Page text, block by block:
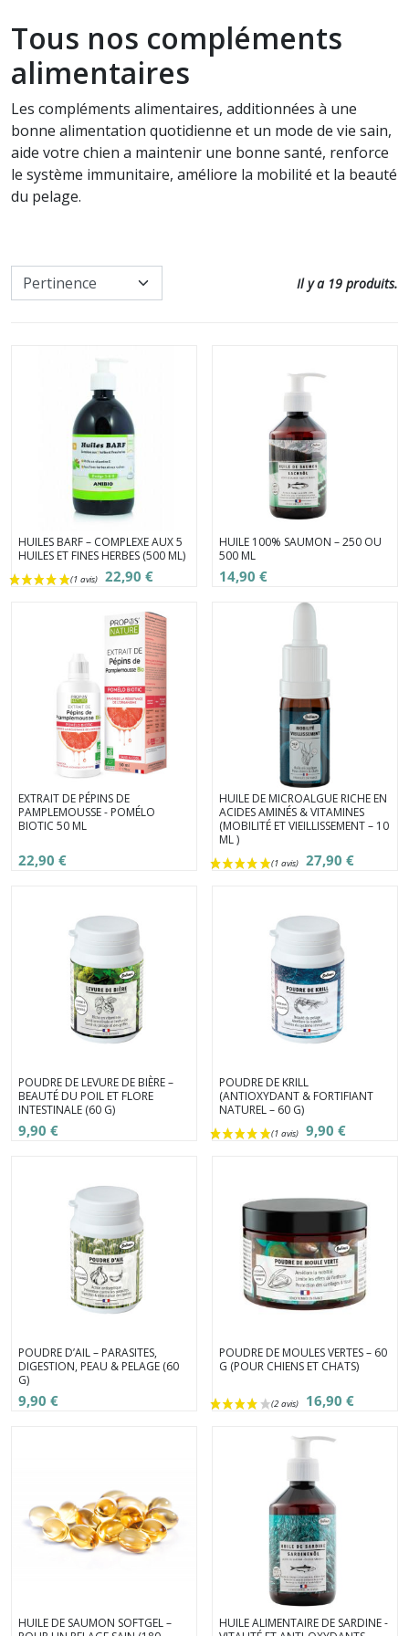
Tous nos compléments
alimentaires
Les compléments alimentaires, additionnées à une
bonne alimentation quotidienne et un mode de vie sain,
aide votre chien a maintenir une bonne santé, renforce
le système immunitaire, améliore la mobilité et la beauté
du pelage.
Il y a 19 produits.
HUILES BARF – COMPLEXE AUX 5
HUILES ET FINES HERBES (500 ML)
(1 avis)
22,90 €
HUILE 100% SAUMON – 250 OU
500 ML
14,90 €
EXTRAIT DE PÉPINS DE
PAMPLEMOUSSE - POMÉLO
BIOTIC 50 ML
22,90 €
HUILE DE MICROALGUE RICHE EN
ACIDES AMINÉS & VITAMINES
(MOBILITÉ ET VIEILLISSEMENT – 10
ML )
27,90 €
POUDRE DE LEVURE DE BIÈRE –
BEAUTÉ DU POIL ET FLORE
INTESTINALE (60 G)
9,90 €
POUDRE DE KRILL
(ANTIOXYDANT & FORTIFIANT
NATUREL – 60 G)
9,90 €
POUDRE D’AIL – PARASITES,
DIGESTION, PEAU & PELAGE (60
G)
9,90 €
POUDRE DE MOULES VERTES – 60
G (POUR CHIENS ET CHATS)
16,90 €
HUILE DE SAUMON SOFTGEL –
HUILE ALIMENTAIRE DE SARDINE -
Défense animale
Paroles d'animaux
Autres Animaux
Livres pour enfants
Autocollants
Accessoires utiles pour les soins
Soin cheval
Tous nos produits pour
l'entretien
Soin chat
Soins à date courte ou en fin de
Nos promos
Nos promos